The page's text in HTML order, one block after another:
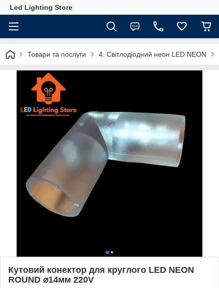
Led Lighting Store
Товари та послуги 4. Світлодіодний неон LED NEON
Кутовий конектор для круглого LED NEON
ROUND ⌀14мм 220V